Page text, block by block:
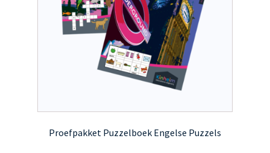
Proefpakket Puzzelboek Engelse Puzzels